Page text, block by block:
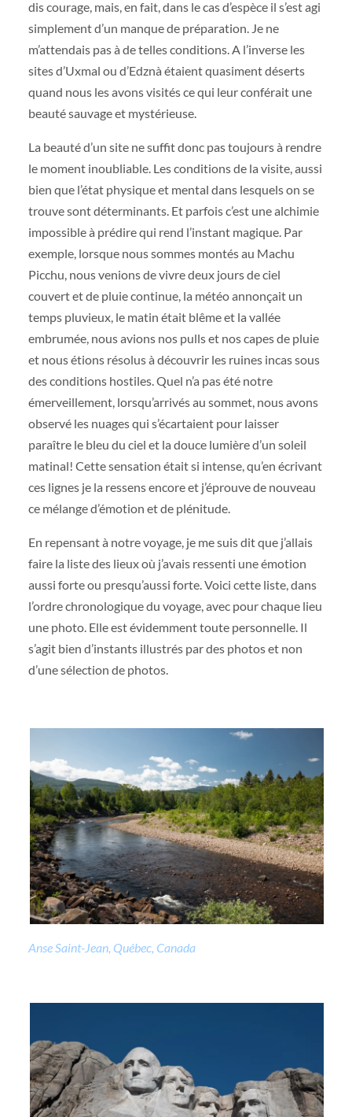
dis courage, mais, en fait, dans le cas d’espèce il s’est agi
simplement d’un manque de préparation. Je ne
m’attendais pas à de telles conditions. A l’inverse les
sites d’Uxmal ou d’Edznà étaient quasiment déserts
quand nous les avons visités ce qui leur conférait une
beauté sauvage et mystérieuse.
La beauté d’un site ne suffit donc pas toujours à rendre
le moment inoubliable. Les conditions de la visite, aussi
bien que l’état physique et mental dans lesquels on se
trouve sont déterminants. Et parfois c’est une alchimie
impossible à prédire qui rend l’instant magique. Par
exemple, lorsque nous sommes montés au Machu
Picchu, nous venions de vivre deux jours de ciel
couvert et de pluie continue, la météo annonçait un
temps pluvieux, le matin était blême et la vallée
embrumée, nous avions nos pulls et nos capes de pluie
et nous étions résolus à découvrir les ruines incas sous
des conditions hostiles. Quel n’a pas été notre
émerveillement, lorsqu’arrivés au sommet, nous avons
observé les nuages qui s’écartaient pour laisser
paraître le bleu du ciel et la douce lumière d’un soleil
matinal! Cette sensation était si intense, qu’en écrivant
ces lignes je la ressens encore et j’éprouve de nouveau
ce mélange d’émotion et de plénitude.
En repensant à notre voyage, je me suis dit que j’allais
faire la liste des lieux où j’avais ressenti une émotion
aussi forte ou presqu’aussi forte. Voici cette liste, dans
l’ordre chronologique du voyage, avec pour chaque lieu
une photo. Elle est évidemment toute personnelle. Il
s’agit bien d’instants illustrés par des photos et non
d’une sélection de photos.
Anse Saint-Jean, Québec, Canada